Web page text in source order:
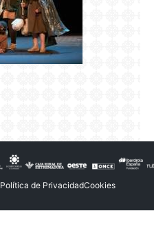
Política de PrivacidadCookies